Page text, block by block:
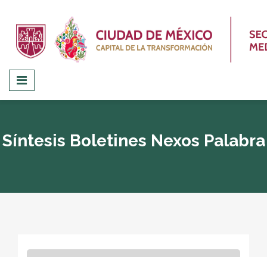
Síntesis Boletines Nexos Palabra